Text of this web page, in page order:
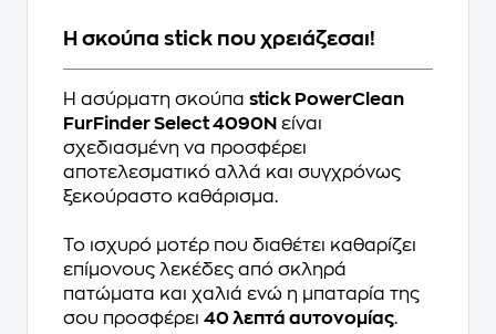
Η σκούπα stick που χρειάζεσαι!
Η ασύρματη σκούπα stick PowerClean
FurFinder Select 4090N είναι
σχεδιασμένη να προσφέρει
αποτελεσματικό αλλά και συγχρόνως
ξεκούραστο καθάρισμα.
Το ισχυρό μοτέρ που διαθέτει καθαρίζει
επίμονους λεκέδες από σκληρά
πατώματα και χαλιά ενώ η μπαταρία της
σου προσφέρει 40 λεπτά αυτονομίας.